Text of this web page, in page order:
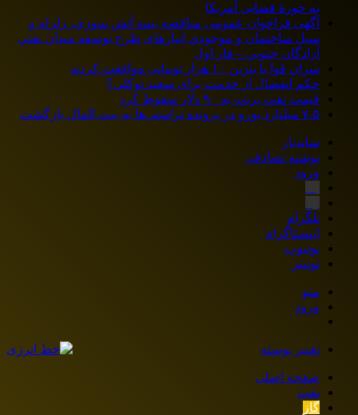
به حوزۀ قضایی آمریکا
آگهی فراخوان عمومی مناقصه بيمه آتش سوزي، زلزله و
سیل ساختمان و موجودي انبارهای طرح توسعه ميدان نفتي
آزادگان جنوبي – فاز اول
سران قوا با بنزین ۱۰ هزار تومانی موافقت کردند
حکم انفصال از خدمت برای سعید توکلی؟
قیمت نفت برنت به ۹۰ دلار سقوط کرد
۷.۵ میلیارد یورو در پرونده تراستی‌ها به بیت المال بازگشت
سایدبار
نوشته تصادفی
ورود
تلگرام
اینستاگرام
یوتیوب
توییتر
منو
ورود
تغییر پوسته
صفحه اصلی
نفت
گاز